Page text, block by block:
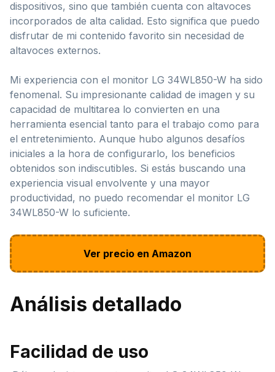
dispositivos, sino que también cuenta con altavoces
incorporados de alta calidad. Esto significa que puedo
disfrutar de mi contenido favorito sin necesidad de
altavoces externos.
Mi experiencia con el monitor LG 34WL850-W ha sido
fenomenal. Su impresionante calidad de imagen y su
capacidad de multitarea lo convierten en una
herramienta esencial tanto para el trabajo como para
el entretenimiento. Aunque hubo algunos desafíos
iniciales a la hora de configurarlo, los beneficios
obtenidos son indiscutibles. Si estás buscando una
experiencia visual envolvente y una mayor
productividad, no puedo recomendar el monitor LG
34WL850-W lo suficiente.
Ver precio en Amazon
Análisis detallado
Facilidad de uso